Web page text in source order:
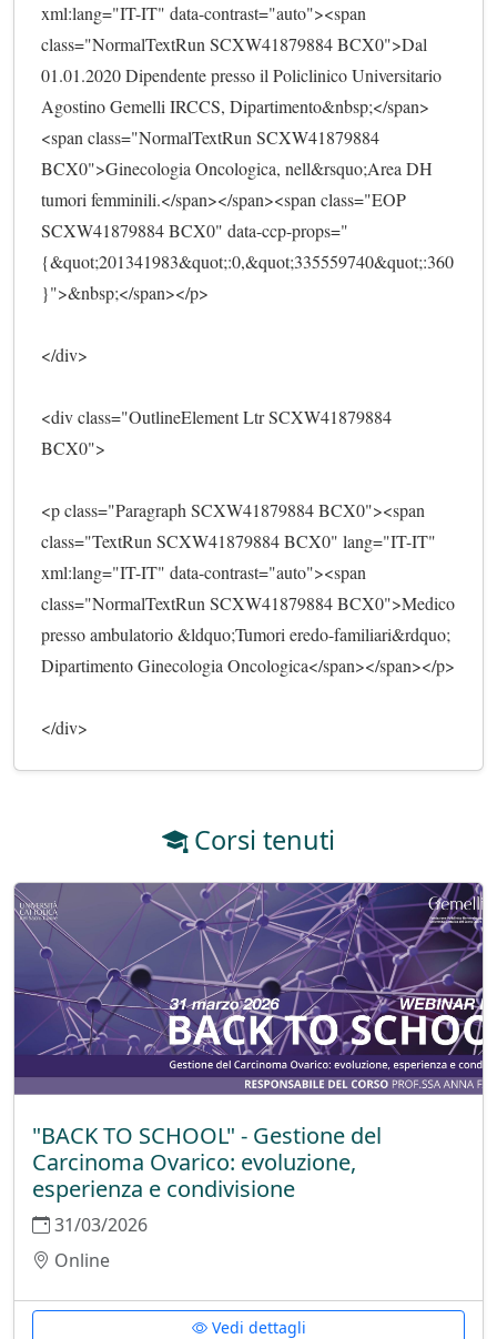
xml:lang="IT-IT" data-contrast="auto"><span
class="NormalTextRun SCXW41879884 BCX0">Dal
01.01.2020 Dipendente presso il Policlinico Universitario
Agostino Gemelli IRCCS, Dipartimento&nbsp;</span>
<span class="NormalTextRun SCXW41879884
BCX0">Ginecologia Oncologica, nell&rsquo;Area DH
tumori femminili.</span></span><span class="EOP
SCXW41879884 BCX0" data-ccp-props="
{&quot;201341983&quot;:0,&quot;335559740&quot;:360
}">&nbsp;</span></p>
</div>
<div class="OutlineElement Ltr SCXW41879884
BCX0">
<p class="Paragraph SCXW41879884 BCX0"><span
class="TextRun SCXW41879884 BCX0" lang="IT-IT"
xml:lang="IT-IT" data-contrast="auto"><span
class="NormalTextRun SCXW41879884 BCX0">Medico
presso ambulatorio &ldquo;Tumori eredo-familiari&rdquo;
Dipartimento Ginecologia Oncologica</span></span></p>
</div>
Corsi tenuti
"BACK TO SCHOOL" - Gestione del
Carcinoma Ovarico: evoluzione,
esperienza e condivisione
31/03/2026
Online
Vedi dettagli